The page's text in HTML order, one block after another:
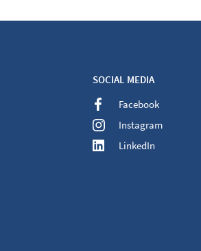
SOCIAL MEDIA
Facebook
Instagram
LinkedIn